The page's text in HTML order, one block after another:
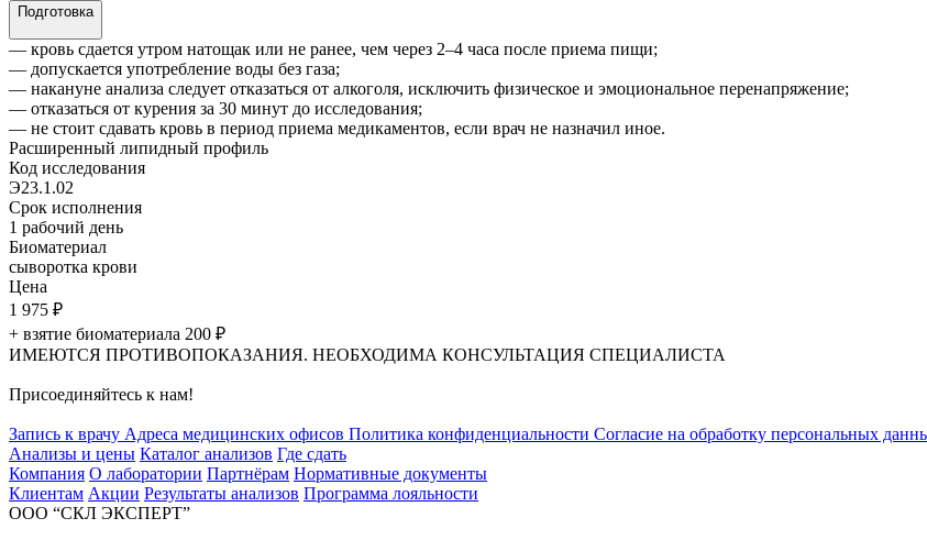
Подготовка
— кровь сдается утром натощак или не ранее, чем через 2–4 часа после приема пищи;
— допускается употребление воды без газа;
— накануне анализа следует отказаться от алкоголя, исключить физическое и эмоциональное перенапряжение;
— отказаться от курения за 30 минут до исследования;
— не стоит сдавать кровь в период приема медикаментов, если врач не назначил иное.
Расширенный липидный профиль
Код исследования
Э23.1.02
Срок исполнения
1 рабочий день
Биоматериал
сыворотка крови
Цена
1 975 ₽
+ взятие биоматериала 200 ₽
ИМЕЮТСЯ ПРОТИВОПОКАЗАНИЯ. НЕОБХОДИМА КОНСУЛЬТАЦИЯ СПЕЦИАЛИСТА
Присоединяйтесь к нам!
Запись к врачу Адреса медицинских офисов Политика конфиденциальности Согласие на обработку персональных
Анализы и цены Каталог анализов Где сдать
Компания О лаборатории Партнёрам Нормативные документы
Клиентам Акции Результаты анализов Программа лояльности
ООО “СКЛ ЭКСПЕРТ”